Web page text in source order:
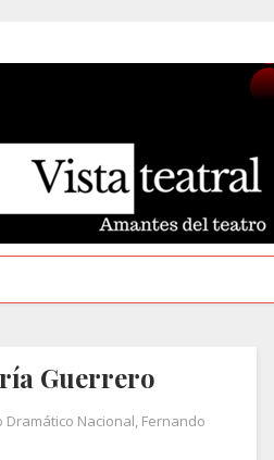
Guerrero
Dramático Nacional, Fernando